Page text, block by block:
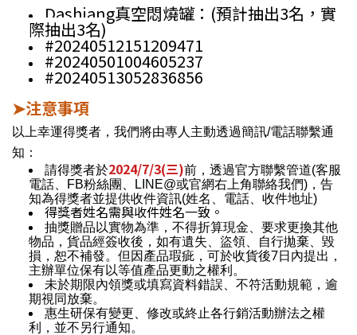
Dashiang真空悶燒罐： (預計抽出3名，實
際抽出3名)
#20240512151209471
#20240501004605237
#20240513052836856
➤注意事項
以上幸運得獎者，我們將由專人主動透過簡訊/電話聯繫通
知：
請得獎者於2024/7/3(三)前，透過官方聯繫管道(客服
電話、FB粉絲團、LINE@或官網右上角聯絡我們)，告
知為得獎者並提供收件資訊(姓名、電話、收件地址)
得獎者姓名需與收件姓名一致。
抽獎贈品以實物為準，不得折算現金、要求更換其他
物品，貨品經簽收後，如有遺失、盜領、自行拋棄、毀
損，恕不補發。但因產品瑕疵，可於收貨後7日內提出，
主辦單位保有以等值產品更動之權利。
未於期限內領獎或填寫資料錯誤、不符活動規範，逾
期視同放棄。
惠生研保有變更、修改或終止各行銷活動辦法之權
利，並不另行通知。